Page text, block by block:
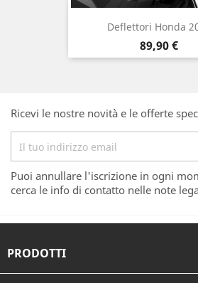
Deflettori Honda
Prezzo
89,90 €
Ricevi le nostre novità e le offerte
Puoi annullare l'iscrizione in ogni
cerca le info di contatto nelle note
PRODOTTI